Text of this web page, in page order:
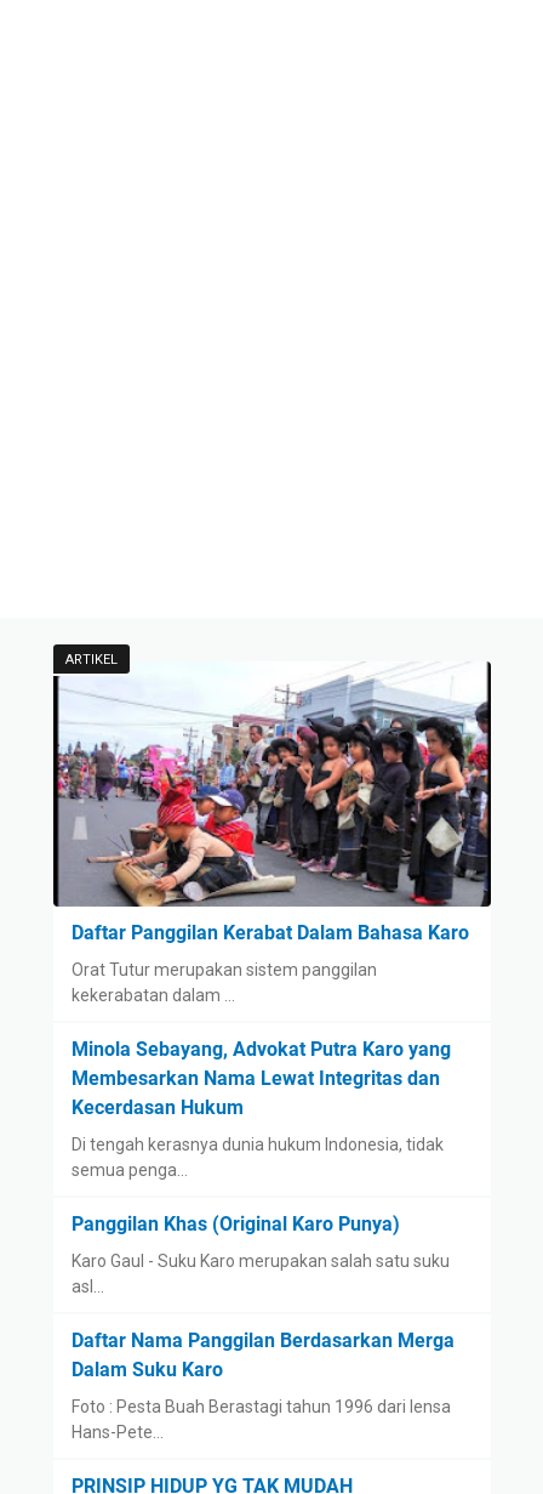
ARTIKEL
Daftar Panggilan Kerabat Dalam Bahasa Karo
Orat Tutur merupakan sistem panggilan
kekerabatan dalam …
Minola Sebayang, Advokat Putra Karo yang
Membesarkan Nama Lewat Integritas dan
Kecerdasan Hukum
Di tengah kerasnya dunia hukum Indonesia, tidak
semua penga…
Panggilan Khas (Original Karo Punya)
Karo Gaul - Suku Karo merupakan salah satu suku
asl…
Daftar Nama Panggilan Berdasarkan Merga
Dalam Suku Karo
Foto : Pesta Buah Berastagi tahun 1996 dari lensa
Hans-Pete…
PRINSIP HIDUP YG TAK MUDAH